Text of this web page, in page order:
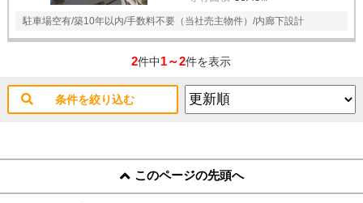
駐車場空有/築10年以内/手数料不要（当社売主物件）/内廊下設計
2件中1～2件を表示
条件を絞り込む
このページの先頭へ